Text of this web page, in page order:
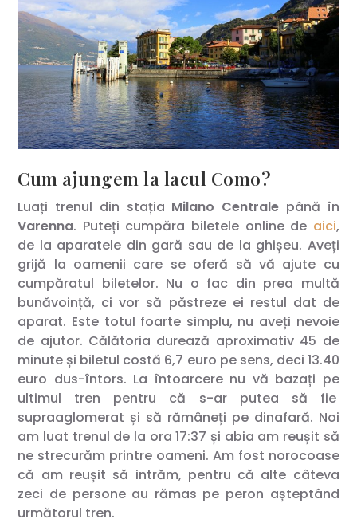
Cum ajungem la lacul Como?
Luați trenul din stația Milano Centrale până în
Varenna. Puteți cumpăra biletele online de aici,
de la aparatele din gară sau de la ghișeu. Aveți
grijă la oamenii care se oferă să vă ajute cu
cumpăratul biletelor. Nu o fac din prea multă
bunăvoință, ci vor să păstreze ei restul dat de
aparat. Este totul foarte simplu, nu aveți nevoie
de ajutor. Călătoria durează aproximativ 45 de
minute și biletul costă 6,7 euro pe sens, deci 13.40
euro dus-întors. La întoarcere nu vă bazați pe
ultimul tren pentru că s-ar putea să fie
supraaglomerat și să rămâneți pe dinafară. Noi
am luat trenul de la ora 17:37 și abia am reușit să
ne strecurăm printre oameni. Am fost norocoase
că am reușit să intrăm, pentru că alte câteva
zeci de persone au rămas pe peron așteptând
următorul tren.